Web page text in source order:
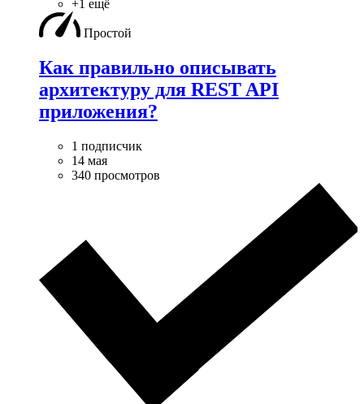
+1 ещё
Простой
Как правильно описывать
архитектуру для REST API
приложения?
1 подписчик
14 мая
340 просмотров